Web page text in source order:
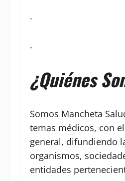
.
.
¿Quiénes
Somos Mancheta
temas médicos, con
general, difundiendo
organismos,
entidades